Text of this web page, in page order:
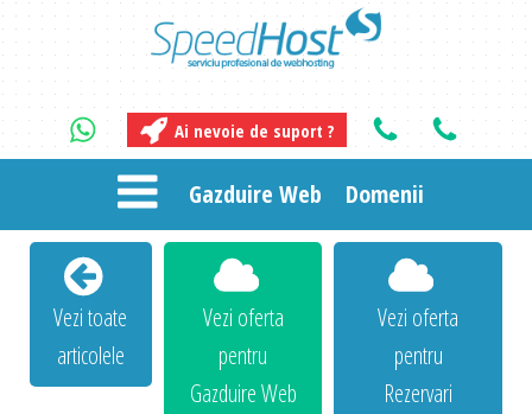
Ai nevoie de suport ?
Gazduire Web Domenii
Vezi toate
articolele
Vezi oferta
pentru
Gazduire Web
Vezi oferta
pentru
Rezervari